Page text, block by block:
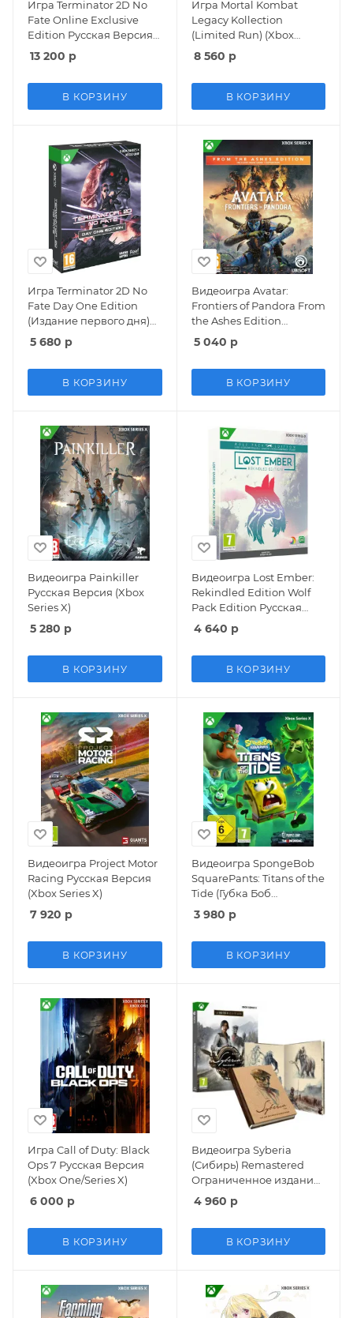
Игра Terminator 2D No
Fate Online Exclusive
Edition Русская Версия
(Xbox One/Series X)
13 200 р
В КОРЗИНУ
Игра Mortal Kombat
Legacy Kollection
(Limited Run) (Xbox
One/Series X)
8 560 р
В КОРЗИНУ
Игра Terminator 2D No
Fate Day One Edition
(Издание первого дня)
Русская Версия (Xbox
One/Series X)
5 680 р
В КОРЗИНУ
Видеоигра Avatar:
Frontiers of Pandora From
the Ashes Edition
Русская Версия (Xbox
Series X)
5 040 р
В КОРЗИНУ
Видеоигра Painkiller
Русская Версия (Xbox
Series X)
5 280 р
В КОРЗИНУ
Видеоигра Lost Ember:
Rekindled Edition Wolf
Pack Edition Русская
Версия (Xbox Series X)
4 640 р
В КОРЗИНУ
Видеоигра Project Motor
Racing Русская Версия
(Xbox Series X)
7 920 р
В КОРЗИНУ
Видеоигра SpongeBob
SquarePants: Titans of the
Tide (Губка Боб
Квадратные Штаны:
Гиганты глубин) Русская
3 980 р
В КОРЗИНУ
Игра Call of Duty: Black
Ops 7 Русская Версия
(Xbox One/Series X)
6 000 р
В КОРЗИНУ
Видеоигра Syberia
(Сибирь) Remastered
Ограниченное издание
(Limited Edition) Русская
Версия (Xbox Series X)
4 960 р
В КОРЗИНУ